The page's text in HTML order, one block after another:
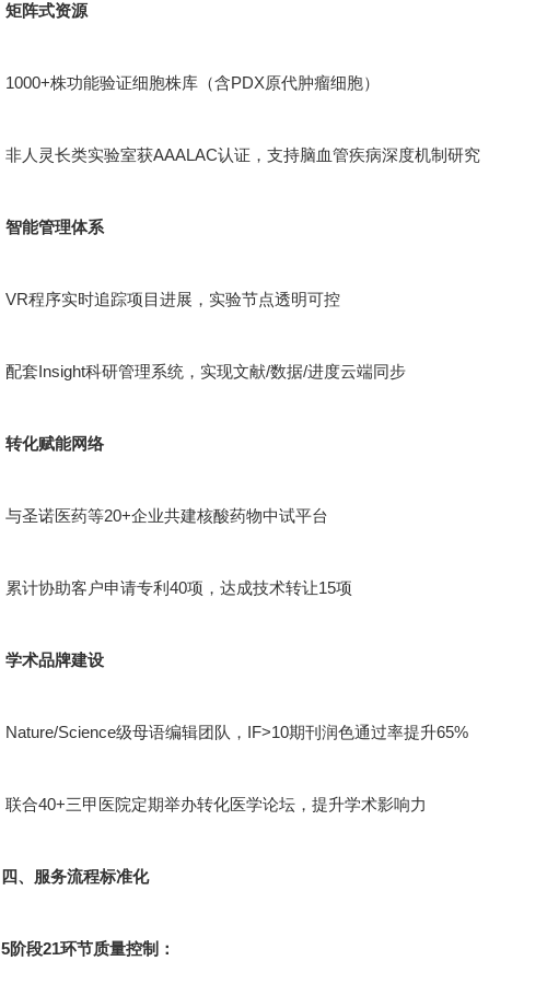
矩阵式资源
1000+株功能验证细胞株库（含PDX原代肿瘤细胞）
非人灵长类实验室获AAALAC认证，支持脑血管疾病深度机制研究
智能管理体系
VR程序实时追踪项目进展，实验节点透明可控
配套Insight科研管理系统，实现文献/数据/进度云端同步
转化赋能网络
与圣诺医药等20+企业共建核酸药物中试平台
累计协助客户申请专利40项，达成技术转让15项
学术品牌建设
Nature/Science级母语编辑团队，IF>10期刊润色通过率提升65%
联合40+三甲医院定期举办转化医学论坛，提升学术影响力
四、服务流程标准化
5阶段21环节质量控制：